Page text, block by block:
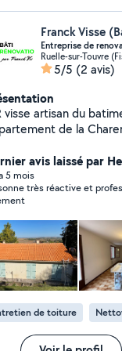
Entreprise de
Ruelle-sur-Touvre
5/5 (2 avis)
visse artisan du
de la
de fuite urgente Pose de bâche
de couverture Tous travaux de zinguerie
24/24 7j/7
muret Demoussage toiture Nettoyage
muret dallage Pose d'hydrofuge colorée et
ESPACE VERT taille
haies Élagage à la nacelle évacuation des
déchets verts
avis laissé par
5 mois
très réactive et professionnelle je recommande
de toiture